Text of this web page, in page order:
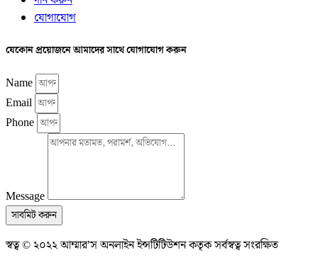
যোগাযোগ
যেকোন প্রয়োজনে আমাদের সাথে যোগাযোগ করুন
Name
Email
Phone
Message
সাবমিট করুন
স্বত্ব © ২০২২ আম্মার’স অনলাইন ইন্সটিটিউশন কতৃক সর্বস্বত্ব সংরক্ষিত